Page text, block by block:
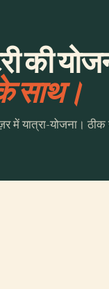
की
साथ।
में यात्रा-योजना।